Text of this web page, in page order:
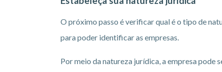
O próximo passo é verificar qual é o tipo de
para poder identificar as empresas.
Por meio da natureza jurídica, a empresa